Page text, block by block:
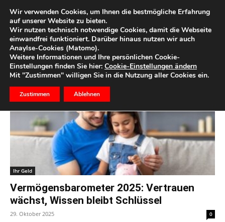
Start Schlagworte Vermögensbarometer
Schlagwort: Vermögensbarometer
Ihr Geld
Vermögensbarometer 2025: Vertrauen
wächst, Wissen bleibt Schlüssel
29. Oktober 2025 0
Wir verwenden Cookies, um Ihnen die bestmögliche Erfahrung
auf unserer Website zu bieten.
Wir nutzen technisch notwendige Cookies, damit die Webseite
einwandfrei funktioniert. Darüber hinaus nutzen wir auch
Anaylse-Cookies (Matomo).
Weitere Informationen und Ihre persönlichen Cookie-
Einstellungen finden Sie hier: Cookie-Einstellungen ändern
Mit "Zustimmen" willigen Sie in die Nutzung aller Cookies ein.
Zustimmen Ablehnen